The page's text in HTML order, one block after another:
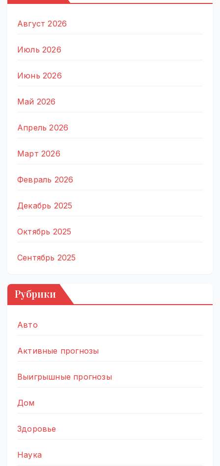
Август 2026
Июль 2026
Июнь 2026
Май 2026
Апрель 2026
Март 2026
Февраль 2026
Декабрь 2025
Октябрь 2025
Сентябрь 2025
Рубрики
Авто
Активные прогнозы
Выигрышные прогнозы
Дом
Здоровье
Наука